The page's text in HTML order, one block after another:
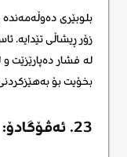
زۆر ڕیشاڵی تێدایە.
لە فشار دەپارێزێت
بخۆیت بۆ
23. ئەڤۆگادۆ: